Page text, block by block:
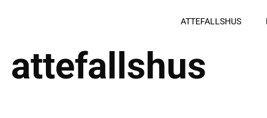
ATTEFALLSHUS